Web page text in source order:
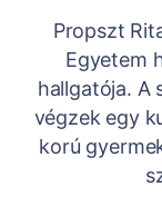
Propszt
Egyetem
hallgatója. A
végzek egy
korú